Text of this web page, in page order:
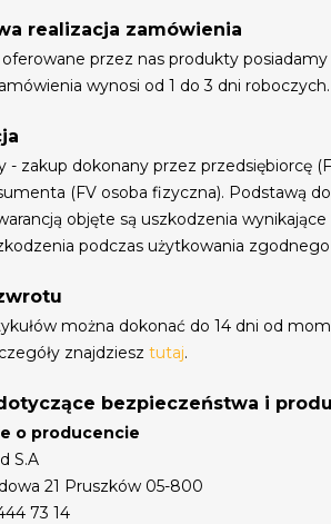
realizacja zamówienia
przez nas produkty
wynosi od 1 do 3 dni roboczych.
- zakup dokonany przez przedsiębiorcę
(FV osoba fizyczna). Podstawą
objęte są uszkodzenia
podczas użytkowania
można dokonać do 14 dni od
znajdziesztutaj.
bezpieczeństwa i
o producencie
S.A
21 Pruszków 05-800
73 14